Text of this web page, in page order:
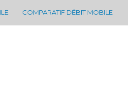
COMPARATIF DÉBIT MOBILE